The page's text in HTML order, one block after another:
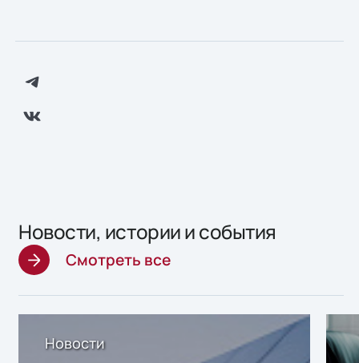
Новости, истории и события
Смотреть все
Новости